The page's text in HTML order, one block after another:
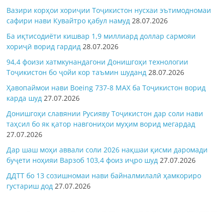
Вазири корҳои хориҷии Тоҷикистон нусхаи эътимодномаи
сафири нави Кувайтро қабул намуд 28.07.2026
Ба иқтисодиёти кишвар 1,9 миллиард доллар сармояи
хориҷӣ ворид гардид 28.07.2026
94,4 фоизи хатмкунандагони Донишгоҳи технологии
Тоҷикистон бо ҷойи кор таъмин шуданд 28.07.2026
Ҳавопаймои нави Boeing 737-8 MAX ба Тоҷикистон ворид
карда шуд 27.07.2026
Донишгоҳи славянии Русияву Тоҷикистон дар соли нави
таҳсил бо як қатор навгониҳои муҳим ворид мегардад
27.07.2026
Дар шаш моҳи аввали соли 2026 нақшаи қисми даромади
буҷети ноҳияи Варзоб 103,4 фоиз иҷро шуд 27.07.2026
ДДТТ бо 13 созишномаи нави байналмилалӣ ҳамкориро
густариш дод 27.07.2026